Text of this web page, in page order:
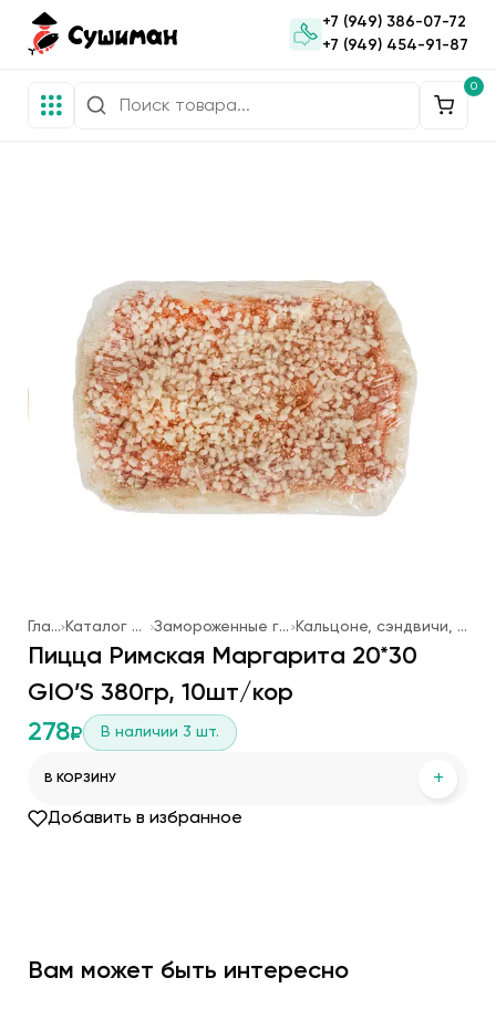
+7 (949) 386-07-72
+7 (949) 454-91-87
0
Главная Каталог продукции Замороженные готовые блюда Кальцоне, сэндвичи, основы для пиццы
Пицца Римская Маргарита 20*30
GIO’S 380гр, 10шт/кор
278₽ В наличии 3 шт.
В КОРЗИНУ +
Добавить в избранное
Вам может быть интересно